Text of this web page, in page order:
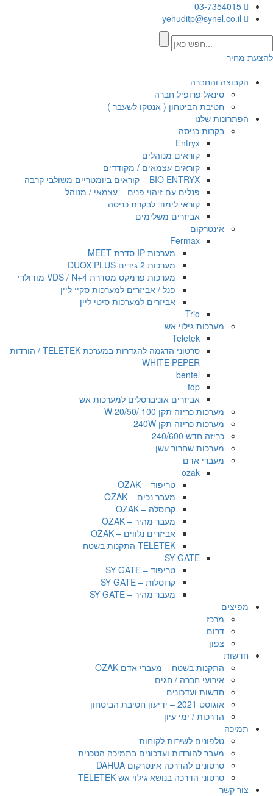
להצעת מחיר
הקבוצה והחברה
סינאל פרופיל חברה
חטיבת הביטחון ( אנטקו לשעבר )
הפתרונות שלנו
בקרות כניסה
Entryx
קוראים מנוהלים
קוראים עצמאים / מקודדים
BIO ENTRYX – קוראים ביומטריים משולבי קרבה
פנלים עם זיהוי פנים – עצמאי / מנוהל
קוראי לימוד לבקרת כניסה
אביזרים משלימים
אינטרקום
Fermax
מערכות IP סדרת MEET
מערכות 2 גידים DUOX PLUS
מערכות פרמקס מסדרת VDS / N+4 מודולרי
פנל / אביזרים למערכות סקיי ליין
אביזרים למערכות סיטי ליין
Trio
מערכות גילוי אש
Teletek
סרטוני הדגמה להגדרות במערכת TELETEK / הורדות
WHITE PEPER
bentel
fdp
אביזרים אוניברסלים למערכות אש
מערכות כריזה תקן 100 /20/50 W
מערכות כריזה תקן 240W
כריזה חדש 240/600
מערכות שחרור עשן
מעברי אדם
ozak
טריפוד – OZAK
מעבר נכים – OZAK
קרוסלה – OZAK
מעבר מהיר – OZAK
אביזרים נלווים – OZAK
TELETEK התקנות בשטח
SY GATE
טריפוד – SY GATE
קרוסלות – SY GATE
מעבר מהיר – SY GATE
מפיצים
מרכז
דרום
צפון
חדשות
התקנות בשטח – מעברי אדם OZAK
אירועי חברה / חגים
חדשות ועדכונים
אוגוסט 2021 – ידיעון חטיבת הביטחון
הדרכות / ימי עיון
תמיכה
טלפונים לשירות לקוחות
מעבר להורדות ועדכונים בתמיכה הטכנית
סרטונים להדרכה אינטרקום DAHUA
סרטוני הדרכה בנושא גילוי אש TELETEK
צור קשר